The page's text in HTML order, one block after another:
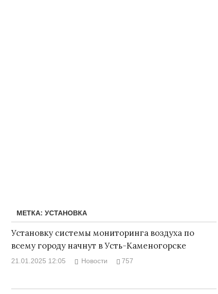
МЕТКА: УСТАНОВКА
Установку системы мониторинга воздуха по
всему городу начнут в Усть-Каменогорске
21.01.2025 12:05 Новости 757